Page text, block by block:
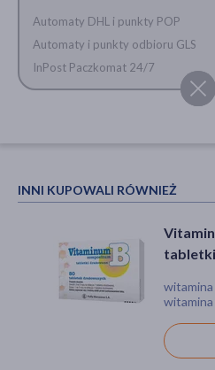
Automaty DHL i punkty POP
Automaty i punkty odbioru GLS
InPost Paczkomat 24/7
INNI KUPOWALI RÓWNIEŻ
tabletki
witamina